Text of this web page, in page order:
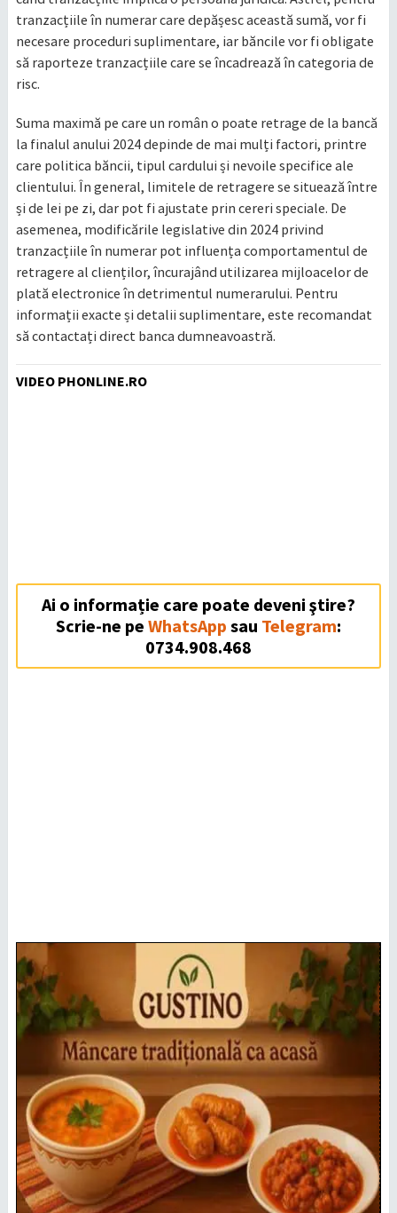
tranzacțiile în numerar care depășesc această sumă, vor fi
necesare proceduri suplimentare, iar băncile vor fi obligate
să raporteze tranzacțiile care se încadrează în categoria de
risc.
Suma maximă pe care un român o poate retrage de la bancă
la finalul anului 2024 depinde de mai mulți factori, printre
care politica băncii, tipul cardului și nevoile specifice ale
clientului. În general, limitele de retragere se situează între
și de lei pe zi, dar pot fi ajustate prin cereri speciale. De
asemenea, modificările legislative din 2024 privind
tranzacțiile în numerar pot influența comportamentul de
retragere al clienților, încurajând utilizarea mijloacelor de
plată electronice în detrimentul numerarului. Pentru
informații exacte și detalii suplimentare, este recomandat
să contactați direct banca dumneavoastră.
VIDEO PHONLINE.RO
Ai o informație care poate deveni ştire?
Scrie-ne pe WhatsApp sau Telegram:
0734.908.468